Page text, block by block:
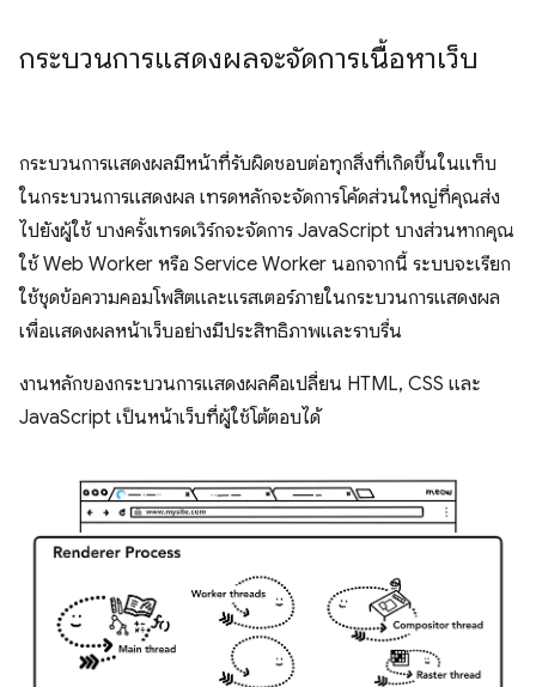
กระบวนการแสดงผลจะจัดการเนื้อหาเว็บ
กระบวนการแสดงผลมีหน้าที่รับผิดชอบต่อทุกสิ่งที่เกิดขึ้นในแท็บ
ในกระบวนการแสดงผล เทรดหลักจะจัดการโค้ดส่วนใหญ่ที่คุณส่ง
ไปยังผู้ใช้ บางครั้งเทรดเวิร์กจะจัดการ JavaScript บางส่วนหากคุณ
ใช้ Web Worker หรือ Service Worker นอกจากนี้ ระบบจะเรียก
ใช้ชุดข้อความคอมโพสิตและแรสเตอร์ภายในกระบวนการแสดงผล
เพื่อแสดงผลหน้าเว็บอย่างมีประสิทธิภาพและราบรื่น
งานหลักของกระบวนการแสดงผลคือเปลี่ยน HTML, CSS และ
JavaScript เป็นหน้าเว็บที่ผู้ใช้โต้ตอบได้